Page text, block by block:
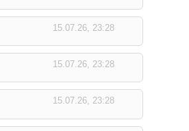
15.07.26, 23:28
15.07.26, 23:28
15.07.26, 23:28